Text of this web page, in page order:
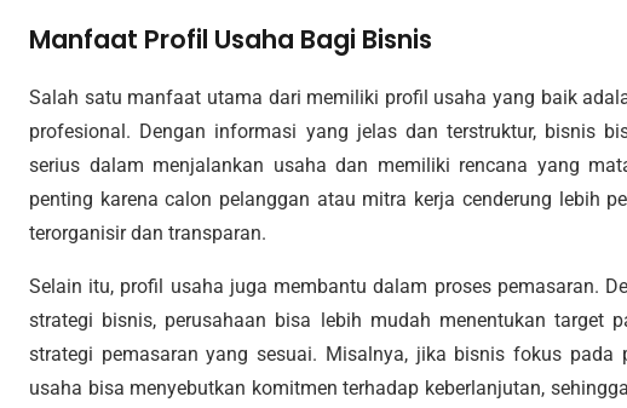
Manfaat Profil Usaha Bagi Bisnis
Salah satu manfaat utama dari memiliki profil usaha yang baik
profesional. Dengan informasi yang jelas dan terstruktur, bisnis
serius dalam menjalankan usaha dan memiliki rencana yang
penting karena calon pelanggan atau mitra kerja cenderung lebih
terorganisir dan transparan.
Selain itu, profil usaha juga membantu dalam proses pemasaran.
strategi bisnis, perusahaan bisa lebih mudah menentukan target
strategi pemasaran yang sesuai. Misalnya, jika bisnis fokus pada
usaha bisa menyebutkan komitmen terhadap keberlanjutan,